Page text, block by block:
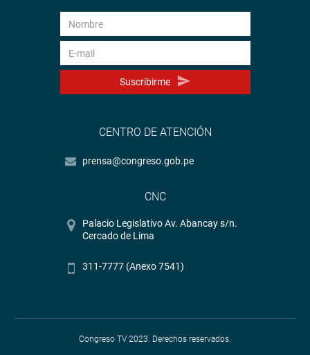
Suscribirme
CENTRO DE ATENCIÓN
prensa@congreso.gob.pe
CNC
Palacio Legislativo Av. Abancay s/n.
Cercado de Lima
311-7777 (Anexo 7541)
Congreso TV 2023. Derechos reservados.